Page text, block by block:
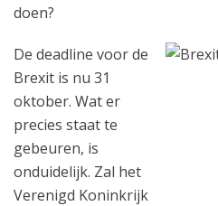
doen?
De deadline voor de
Brexit is nu 31
oktober. Wat er
precies staat te
gebeuren, is
onduidelijk. Zal het
Verenigd Koninkrijk